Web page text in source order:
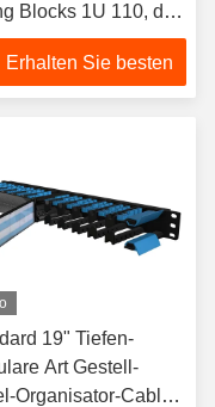
Blocks 1U 110, das
verdrahtet
Erhalten Sie besten
19" Tiefen-
Art Gestell-
Organisator-Cable